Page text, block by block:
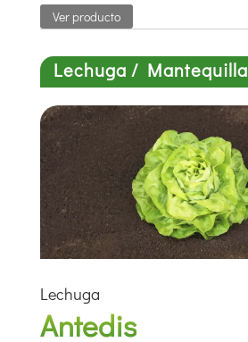
Ver producto
Lechuga / Mantequilla
Lechuga
Antedis